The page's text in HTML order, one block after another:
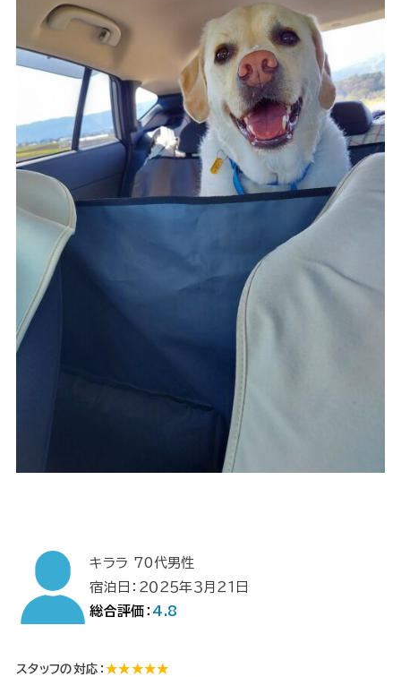
キララ 70代男性
宿泊日：２０２５年３月２１日
総合評価： 4.8
スタッフの対応： ★★★★★